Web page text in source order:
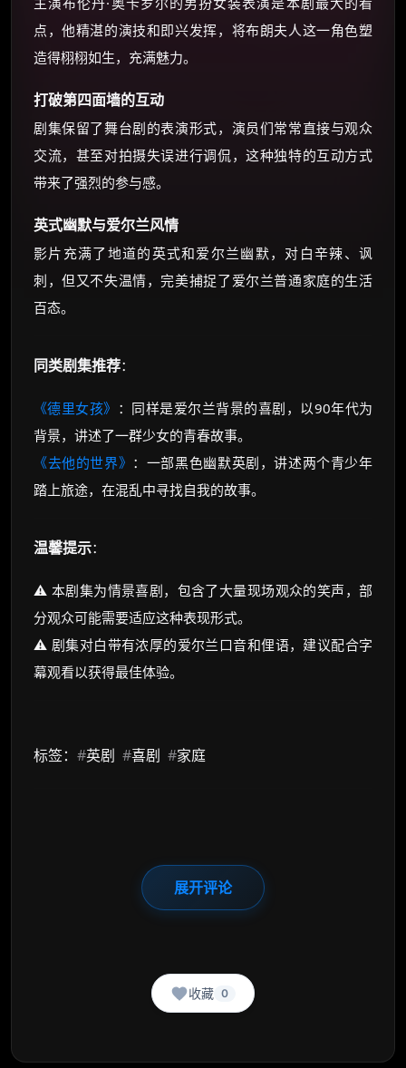
点，他精湛的演技和即兴发挥，将布朗夫人这一角色塑
造得栩栩如生，充满魅力。
打破第四面墙的互动
剧集保留了舞台剧的表演形式，演员们常常直接与观众
交流，甚至对拍摄失误进行调侃，这种独特的互动方式
带来了强烈的参与感。
英式幽默与爱尔兰风情
影片充满了地道的英式和爱尔兰幽默，对白辛辣、讽
刺，但又不失温情，完美捕捉了爱尔兰普通家庭的生活
百态。
同类剧集推荐：
《德里女孩》 ：同样是爱尔兰背景的喜剧，以90年代为
背景，讲述了一群少女的青春故事。
《去他的世界》 ：一部黑色幽默英剧，讲述两个青少年
踏上旅途，在混乱中寻找自我的故事。
温馨提示：
⚠️ 本剧集为情景喜剧，包含了大量现场观众的笑声，部
分观众可能需要适应这种表现形式。
⚠️ 剧集对白带有浓厚的爱尔兰口音和俚语，建议配合字
幕观看以获得最佳体验。
标签： #英剧 #喜剧 #家庭
展开评论
收藏 0